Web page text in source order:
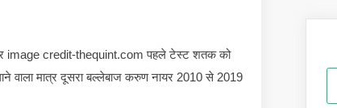
image credit-thequint.com पहले टेस्ट शतक को
वाला मात्र दूसरा बल्लेबाज करुण नायर 2010 से 2019